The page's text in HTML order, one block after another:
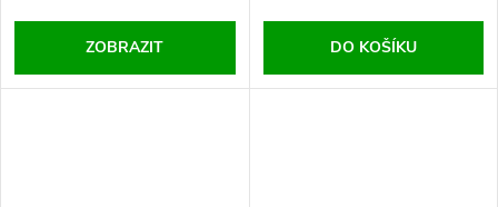
ZOBRAZIT DO KOŠÍKU